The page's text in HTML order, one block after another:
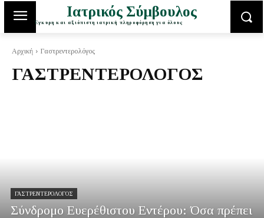
Ιατρικός Σύμβουλος
Έγκυρη και αξιόπιστη ιατρική πληροφόρηση για όλους
Αρχική Γαστρεντερολόγος
ΓΑΣΤΡΕΝΤΕΡΟΛΌΓΟΣ
ΓΑΣΤΡΕΝΤΕΡΟΛΌΓΟΣ
Σύνδρομο Ευερέθιστου Εντέρου: Όσα πρέπει